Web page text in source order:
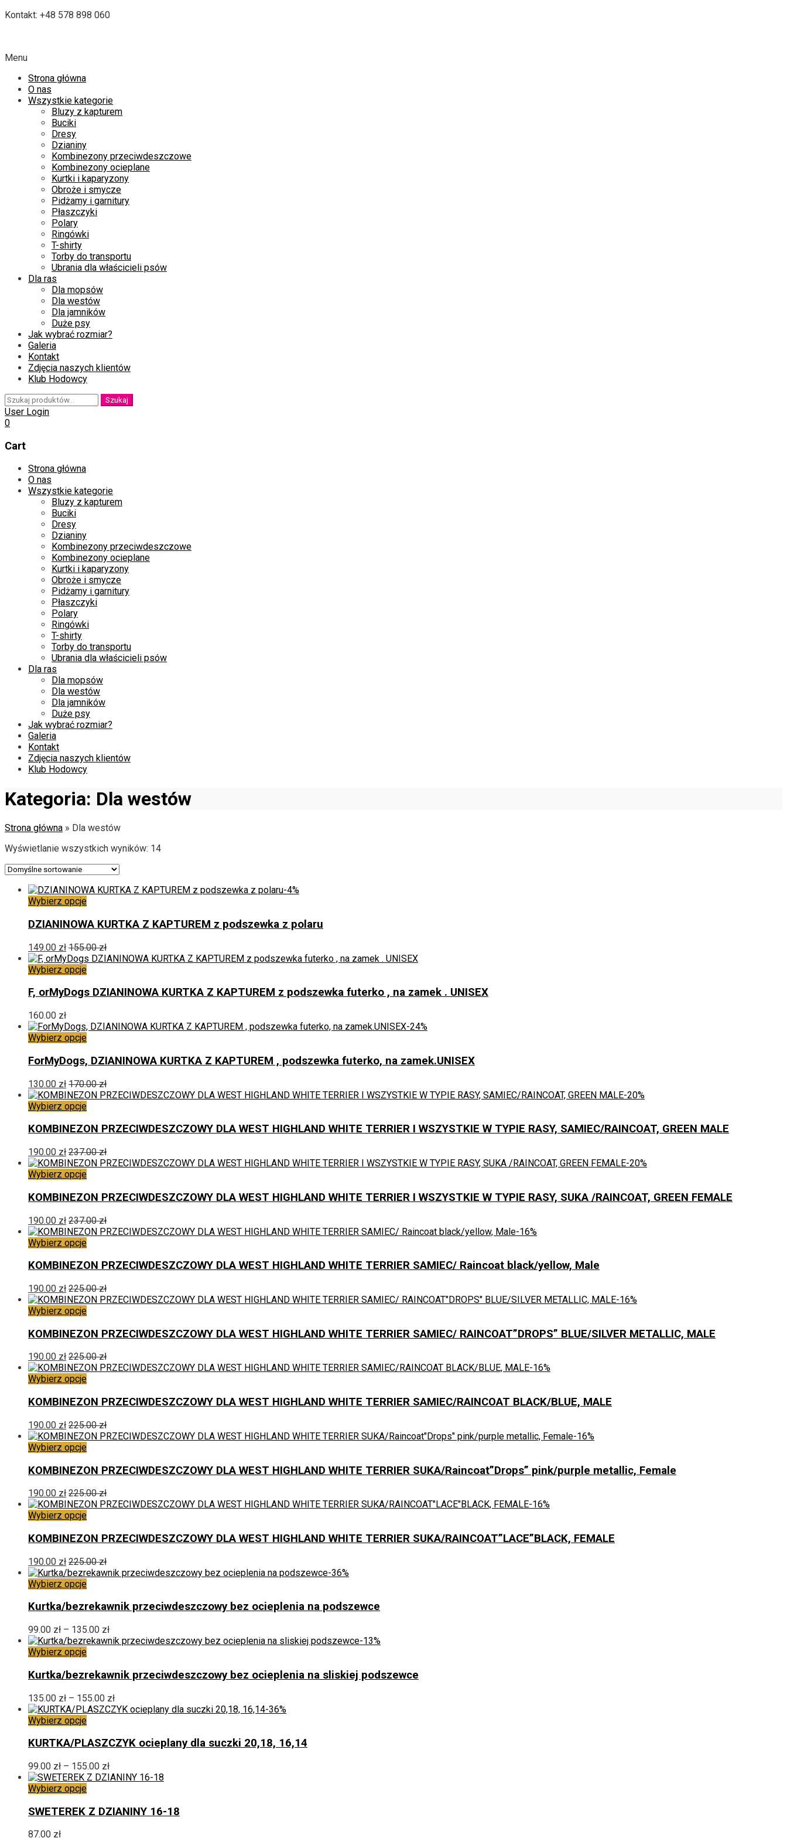
Kontakt: +48 578 898 060
Menu
Strona główna
O nas
Wszystkie kategorie
Bluzy z kapturem
Buciki
Dresy
Dzianiny
Kombinezony przeciwdeszczowe
Kombinezony ocieplane
Kurtki i kaparyzony
Obroże i smycze
Pidżamy i garnitury
Płaszczyki
Polary
Ringówki
T-shirty
Torby do transportu
Ubrania dla właścicieli psów
Dla ras
Dla mopsów
Dla westów
Dla jamników
Duże psy
Jak wybrać rozmiar?
Galeria
Kontakt
Zdjęcia naszych klientów
Klub Hodowcy
Szukaj:
Szukaj
User Login
0
Cart
Skip
content
Strona główna
O nas
Wszystkie kategorie
Bluzy z kapturem
Buciki
Dresy
Dzianiny
Kombinezony przeciwdeszczowe
Kombinezony ocieplane
Kurtki i kaparyzony
Obroże i smycze
Pidżamy i garnitury
Płaszczyki
Polary
Ringówki
T-shirty
Torby do transportu
Ubrania dla właścicieli psów
Dla ras
Dla mopsów
Dla westów
Dla jamników
Duże psy
Jak wybrać rozmiar?
Galeria
Kontakt
Zdjęcia naszych klientów
Klub Hodowcy
Kategoria: Dla westów
Strona główna » Dla westów
Wyświetlanie wszystkich wyników: 14
-4%
Wybierz opcjeTen
ma
wariantów.
Opcje
można
wybrać
na
DZIANINOWA KURTKA Z KAPTUREM z podszewka z polaru
149.00 zł 155.00zł
Wybierz opcjeTen
ma
Opcje
można
wybrać
na
stronie
produktu
F, orMyDogs DZIANINOWA KURTKA Z KAPTUREM z podszewka futerko , na zamek . UNISEX
160.00 zł
-24%
Wybierz opcjeTen
ma
wariantów.
Opcje
można
wybrać
na
produktu
ForMyDogs, DZIANINOWA KURTKA Z KAPTUREM , podszewka futerko, na zamek.UNISEX
130.00 zł 170.00zł
-20%
Wybierz opcjeTen
ma
wariantów.
Opcje
można
wybrać
na
stronie
produktu
KOMBINEZON PRZECIWDESZCZOWY DLA WEST HIGHLAND WHITE TERRIER I WSZYSTKIE W TYPIE RASY, SAMIEC/RAINCOAT, GREEN MALE
190.00 zł 237.00zł
-20%
Wybierz opcjeTen
ma
wariantów.
Opcje
można
wybrać
na
stronie
produktu
KOMBINEZON PRZECIWDESZCZOWY DLA WEST HIGHLAND WHITE TERRIER I WSZYSTKIE W TYPIE RASY, SUKA /RAINCOAT, GREEN FEMALE
190.00 zł 237.00zł
-16%
Wybierz opcjeTen
ma
wariantów.
Opcje
można
wybrać
na
stronie
produktu
KOMBINEZON PRZECIWDESZCZOWY DLA WEST HIGHLAND WHITE TERRIER SAMIEC/ Raincoat black/yellow, Male
190.00 zł 225.00zł
-16%
Wybierz opcjeTen
ma
wariantów.
Opcje
można
wybrać
na
stronie
produktu
KOMBINEZON PRZECIWDESZCZOWY DLA WEST HIGHLAND WHITE TERRIER SAMIEC/ RAINCOAT”DROPS” BLUE/SILVER METALLIC, MALE
190.00 zł 225.00zł
-16%
Wybierz opcjeTen
ma
wariantów.
Opcje
można
wybrać
na
stronie
produktu
KOMBINEZON PRZECIWDESZCZOWY DLA WEST HIGHLAND WHITE TERRIER SAMIEC/RAINCOAT BLACK/BLUE, MALE
190.00 zł 225.00zł
-16%
Wybierz opcjeTen
ma
wariantów.
Opcje
można
wybrać
na
stronie
produktu
KOMBINEZON PRZECIWDESZCZOWY DLA WEST HIGHLAND WHITE TERRIER SUKA/Raincoat”Drops” pink/purple metallic, Female
190.00 zł 225.00zł
-16%
Wybierz opcjeTen
ma
wariantów.
Opcje
można
wybrać
na
produktu
KOMBINEZON PRZECIWDESZCZOWY DLA WEST HIGHLAND WHITE TERRIER SUKA/RAINCOAT”LACE”BLACK, FEMALE
190.00 zł 225.00zł
-36%
Wybierz opcjeTen
ma
wariantów.
Opcje
można
wybrać
na
stronie
produktu
Kurtka/bezrekawnik przeciwdeszczowy bez ocieplenia na podszewce
99.00 zł – 135.00 złZakres
cen:
do
135.00 zł
-13%
Wybierz opcjeTen
ma
wariantów.
Opcje
można
wybrać
na
stronie
produktu
Kurtka/bezrekawnik przeciwdeszczowy bez ocieplenia na sliskiej podszewce
135.00 zł – 155.00 złZakres
cen:
do
-36%
Wybierz opcjeTen
ma
wariantów.
Opcje
można
wybrać
na
stronie
KURTKA/PLASZCZYK ocieplany dla suczki 20,18, 16,14
99.00 zł – 155.00 złZakres
cen:
do
Wybierz opcjeTen
ma
SWETEREK Z DZIANINY 16-18
87.00 zł